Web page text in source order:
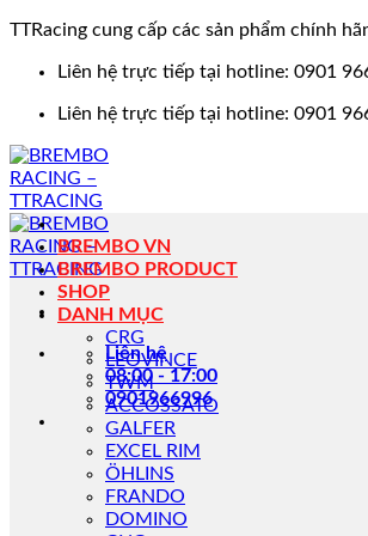
TTRacing cung cấp các sản phẩm chính
Liên hệ trực tiếp tại hotline: 0901
Liên hệ trực tiếp tại hotline: 0901
Liên hệ
08:00 - 17:00
0901966996
BREMBO VN
BREMBO PRODUCT
SHOP
DANH MỤC
CRG
LEOVINCE
TWM
ACCOSSATO
GALFER
EXCEL RIM
ÖHLINS
FRANDO
DOMINO